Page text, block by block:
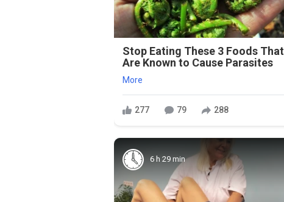
Stop Eating These 3 Foods That
Are Known to Cause Parasites
More
277 79 288
6 h 29 min